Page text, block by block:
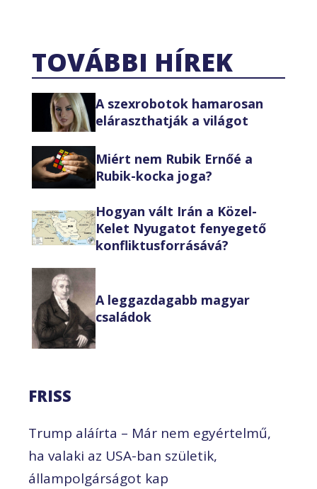
TOVÁBBI HÍREK
A szexrobotok hamarosan
eláraszthatják a világot
Miért nem Rubik Ernőé a
Rubik-kocka joga?
Hogyan vált Irán a Közel-
Kelet Nyugatot fenyegető
konfliktusforrásává?
A leggazdagabb magyar
családok
FRISS
Trump aláírta – Már nem egyértelmű,
ha valaki az USA-ban születik,
állampolgárságot kap